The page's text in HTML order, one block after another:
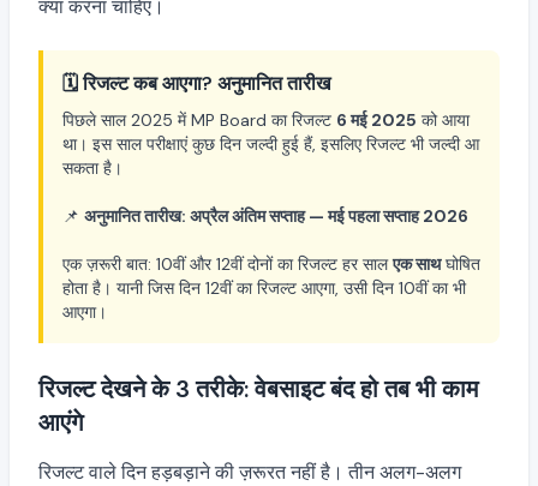
क्या करना चाहिए।
🗓️ रिजल्ट कब आएगा? अनुमानित तारीख
पिछले साल 2025 में MP Board का रिजल्ट 6 मई 2025 को आया
था। इस साल परीक्षाएं कुछ दिन जल्दी हुई हैं, इसलिए रिजल्ट भी जल्दी आ
सकता है।
📌 अनुमानित तारीख: अप्रैल अंतिम सप्ताह — मई पहला सप्ताह 2026
एक ज़रूरी बात: 10वीं और 12वीं दोनों का रिजल्ट हर सालएक साथघोषित
होता है। यानी जिस दिन 12वीं का रिजल्ट आएगा, उसी दिन 10वीं का भी
आएगा।
रिजल्ट देखने के 3 तरीके: वेबसाइट बंद हो तब भी काम
आएंगे
रिजल्ट वाले दिन हड़बड़ाने की ज़रूरत नहीं है। तीन अलग-अलग